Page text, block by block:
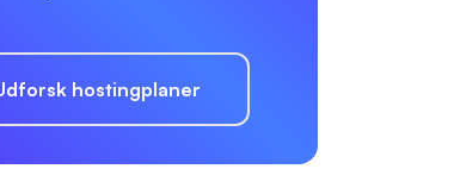
hostingplaner